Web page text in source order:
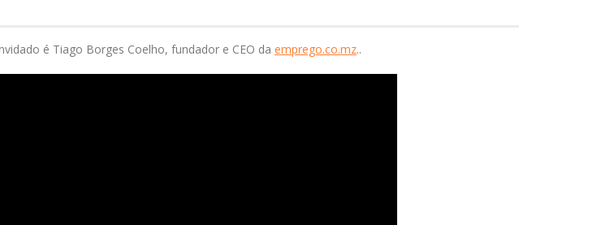
é Tiago Borges Coelho, fundador e CEO da emprego.co.mz..